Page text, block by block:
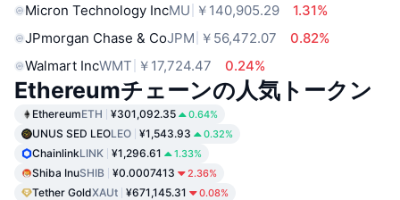
Micron Technology IncMU ￥140,905.29
1.31%
JPmorgan Chase & CoJPM ￥56,472.07
0.82%
Walmart IncWMT ￥17,724.47 0.24%
Ethereumチェーンの人気トークン
EthereumETH ¥301,092.35 0.64%
UNUS SED LEOLEO ¥1,543.93 0.32%
ChainlinkLINK ¥1,296.61 1.33%
Shiba InuSHIB ¥0.0007413 2.36%
Tether GoldXAUt ¥671,145.31 0.08%